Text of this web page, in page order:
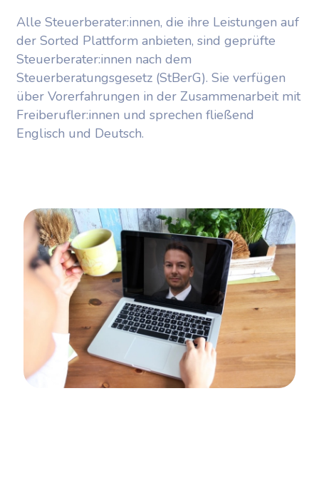
Alle Steuerberater:innen, die ihre Leistungen auf
der Sorted Plattform anbieten, sind geprüfte
Steuerberater:innen nach dem
Steuerberatungsgesetz (StBerG). Sie verfügen
über Vorerfahrungen in der Zusammenarbeit mit
Freiberufler:innen und sprechen fließend
Englisch und Deutsch.